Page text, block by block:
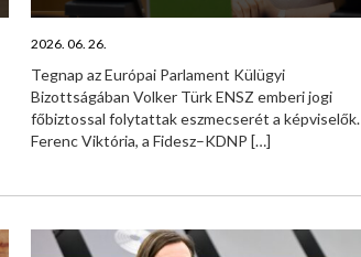
2026. 06. 26.
Tegnap az Európai Parlament Külügyi
Bizottságában Volker Türk ENSZ emberi jogi
főbiztossal folytattak eszmecserét a képviselők.
Ferenc Viktória, a Fidesz–KDNP […]